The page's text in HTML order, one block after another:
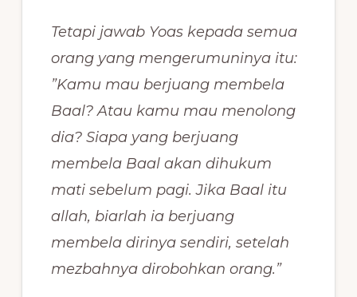
Tetapi jawab Yoas kepada semua
orang yang mengerumuninya itu:
”Kamu mau berjuang membela
Baal? Atau kamu mau menolong
dia? Siapa yang berjuang
membela Baal akan dihukum
mati sebelum pagi. Jika Baal itu
allah, biarlah ia berjuang
membela dirinya sendiri, setelah
mezbahnya dirobohkan orang.”